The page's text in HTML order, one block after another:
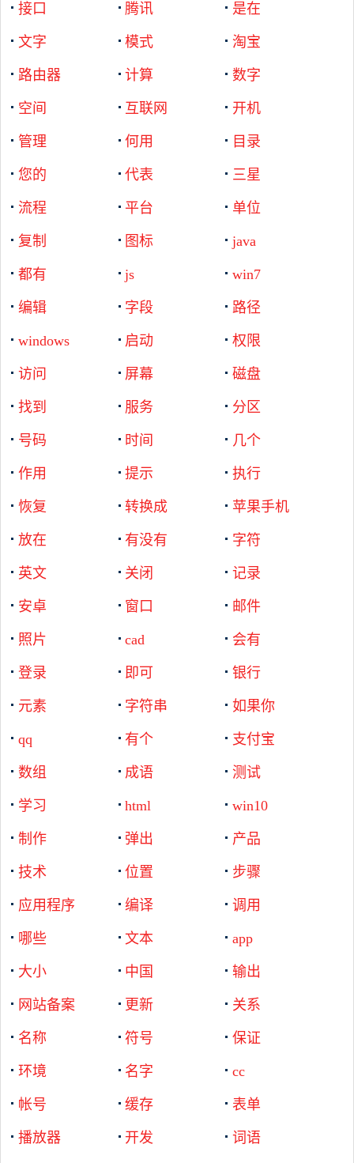
接口 腾讯 是在
文字 模式 淘宝
路由器 计算 数字
空间 互联网 开机
管理 何用 目录
您的 代表 三星
流程 平台 单位
复制 图标 java
都有 js win7
编辑 字段 路径
windows 启动 权限
访问 屏幕 磁盘
找到 服务 分区
号码 时间 几个
作用 提示 执行
恢复 转换成 苹果手机
放在 有没有 字符
英文 关闭 记录
安卓 窗口 邮件
照片 cad 会有
登录 即可 银行
元素 字符串 如果你
qq 有个 支付宝
数组 成语 测试
学习 html win10
制作 弹出 产品
技术 位置 步骤
应用程序 编译 调用
哪些 文本 app
大小 中国 输出
网站备案 更新 关系
名称 符号 保证
环境 名字 cc
帐号 缓存 表单
播放器 开发 词语